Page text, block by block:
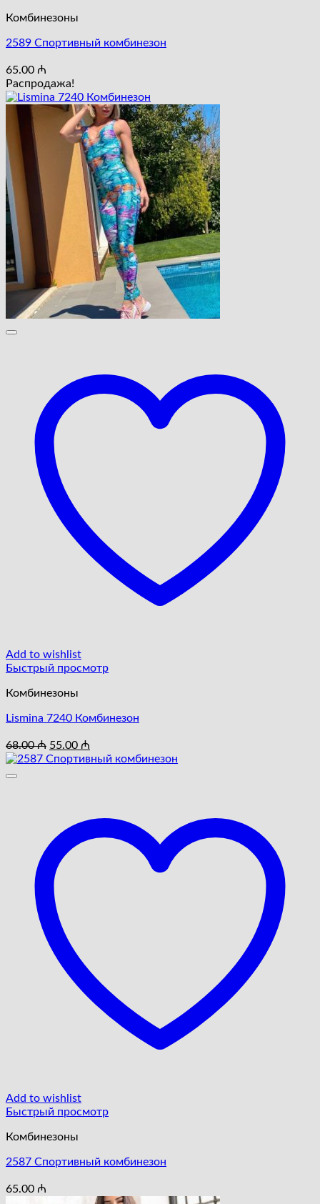
Комбинезоны
2589 Cпортивный комбинезон
65.00 ₼
Распродажа!
Add to wishlist
Быстрый просмотр
Комбинезоны
Lismina 7240 Комбинезон
68.00₼ Первоначальная
цена
55.00 ₼
цена:
Add to wishlist
Быстрый просмотр
Комбинезоны
2587 Cпортивный комбинезон
65.00 ₼